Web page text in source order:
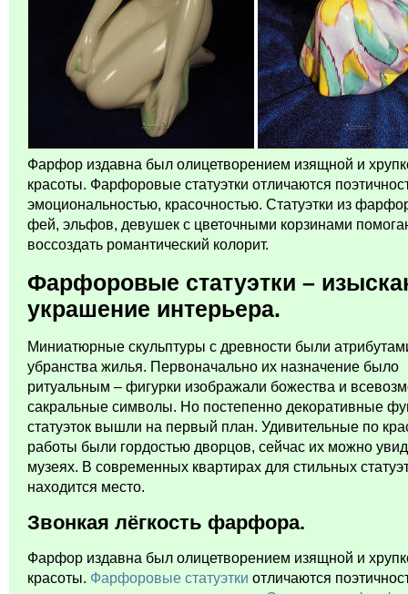
Фарфор издавна был олицетворением изящной и
красоты. Фарфоровые статуэтки отличаются
эмоциональностью, красочностью. Статуэтки из
фей, эльфов, девушек с цветочными корзинами
воссоздать романтический колорит.
Фарфоровые статуэтки –
украшение интерьера.
Миниатюрные скульптуры с древности были
убранства жилья. Первоначально их назначение было
ритуальным – фигурки изображали божества и
сакральные символы. Но постепенно декоративные
статуэток вышли на первый план. Удивительные по
работы были гордостью дворцов, сейчас их можно
музеях. В современных квартирах для стильных
находится место.
Звонкая лёгкость фарфора.
Фарфор издавна был олицетворением изящной и
красоты. Фарфоровые статуэтки отличаются